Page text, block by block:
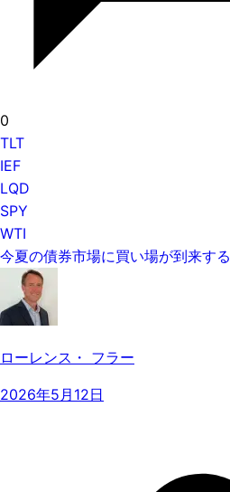
0
TLT
IEF
LQD
SPY
WTI
今夏の債券市場に買い場が到来する
ローレンス・ フラー
2026年5月12日